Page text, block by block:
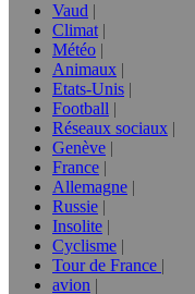
Vaud
Climat
Météo
Animaux
Etats-Unis
Football
Réseaux sociaux
Genève
France
Allemagne
Russie
Insolite
Cyclisme
Tour de France
avion